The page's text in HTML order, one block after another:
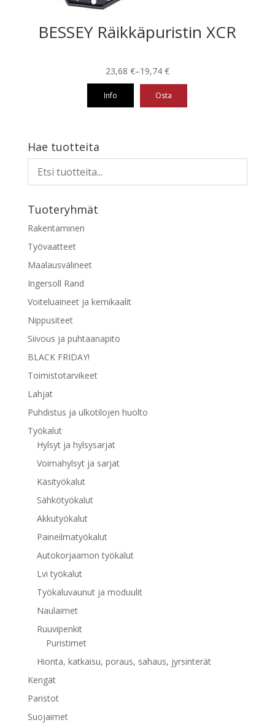
BESSEY Räikkäpuristin XCR
19,74 €
–
23,68 €Hintaluokka:
19,74 €
Info Osta
on
useampi
muunnelma.
Voit
valinnat
tuotteen
Hae tuotteita
Tuoteryhmät
Rakentaminen
Työvaatteet
Maalausvälineet
Ingersoll Rand
Voiteluaineet ja kemikaalit
Nippusiteet
Siivous ja puhtaanapito
BLACK FRIDAY!
Toimistotarvikeet
Lahjat
Puhdistus ja ulkotilojen huolto
Työkalut
Hylsyt ja hylsysarjat
Voimahylsyt ja sarjat
Käsityökalut
Sähkötyökalut
Akkutyökalut
Paineilmatyökalut
Autokorjaamon työkalut
Lvi työkalut
Työkaluvaunut ja moduulit
Naulaimet
Ruuvipenkit
Puristimet
Hionta, katkaisu, poraus, sahaus, jyrsinterät
Kengät
Paristot
Suojaimet